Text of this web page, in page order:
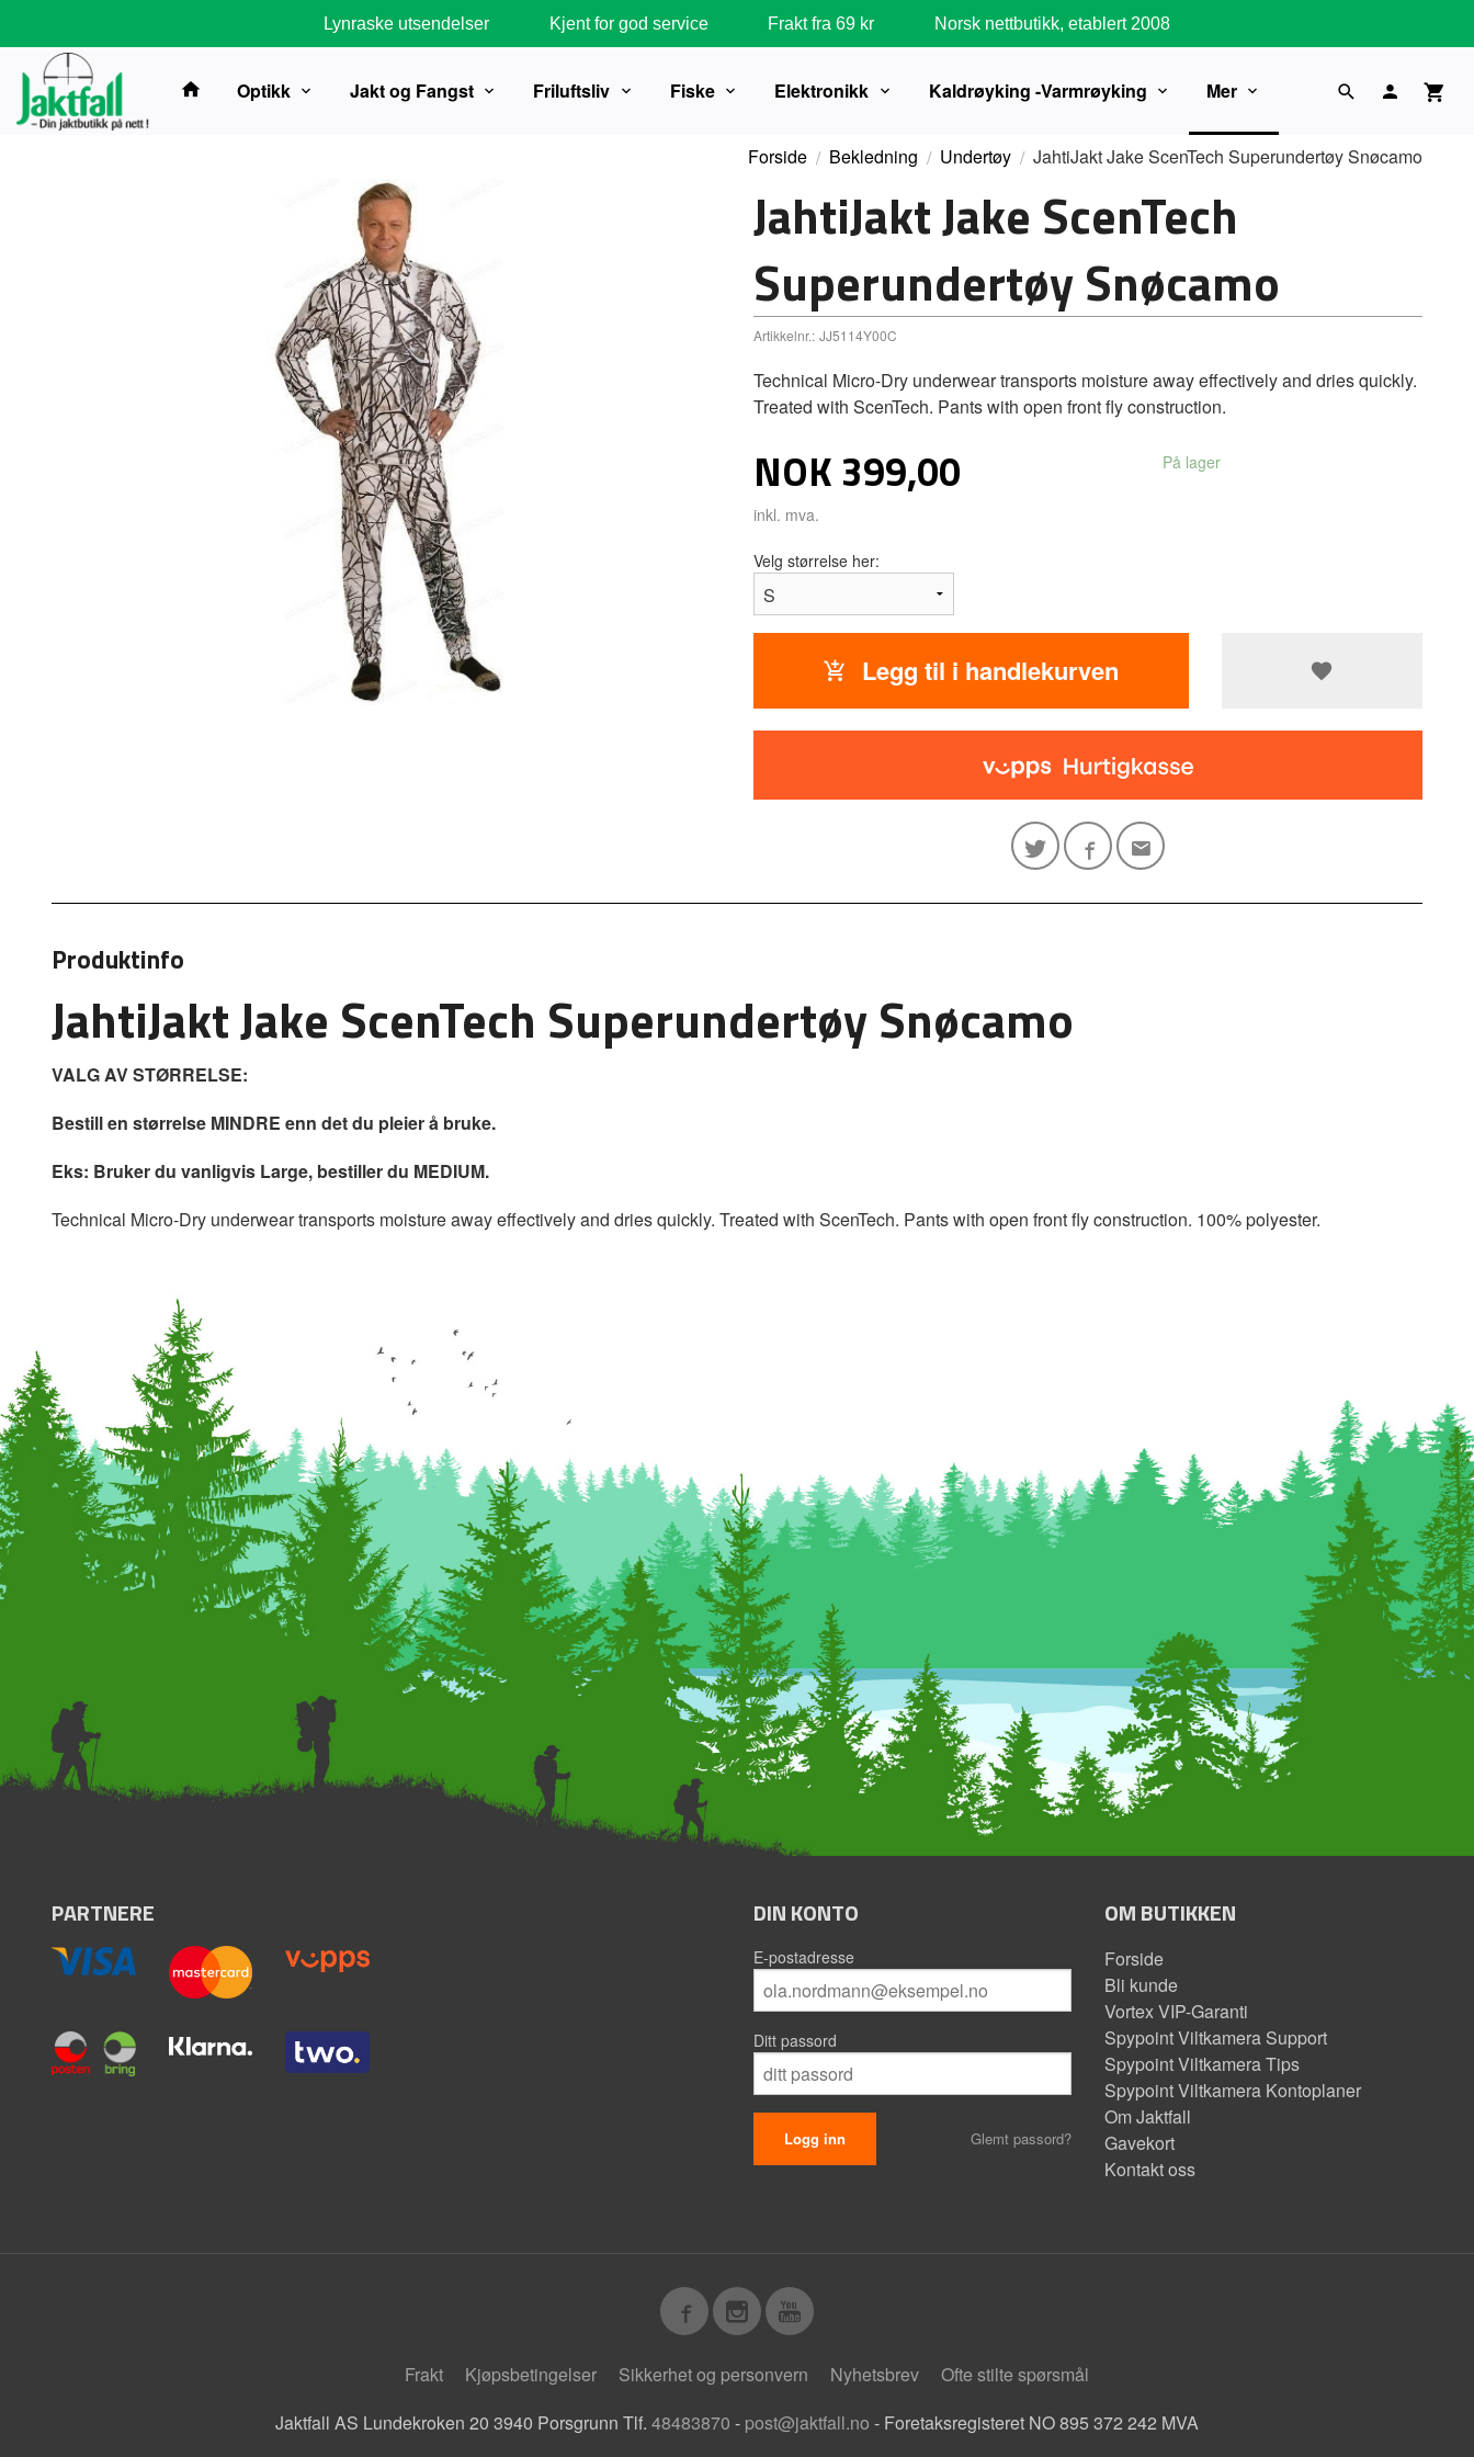
innholdet
Lynraske utsendelser Kjent for god service Frakt fra 69 kr Norsk nettbutikk, etablert 2008
Optikk Jakt og Fangst Friluftsliv Fiske Elektronikk Kaldrøyking -Varmrøyking Mer
Forside Bekledning Undertøy JahtiJakt Jake ScenTech Superundertøy Snøcamo
JahtiJakt Jake ScenTech
Superundertøy Snøcamo
Artikkelnr.: JJ5114Y00C
Technical Micro-Dry underwear transports moisture away effectively and dries quickly.
Treated with ScenTech. Pants with open front fly construction.
Pris
NOK 399,00
inkl. mva.
På lager
Velg størrelse her:
Legg til i handlekurven
Produktinfo
JahtiJakt Jake ScenTech Superundertøy Snøcamo
VALG AV STØRRELSE:
Bestill en størrelse MINDRE enn det du pleier å bruke.
Eks: Bruker du vanligvis Large, bestiller du MEDIUM.
Technical Micro-Dry underwear transports moisture away effectively and dries quickly. Treated with ScenTech. Pants with open front fly construction. 100% polyester.
PARTNERE DIN KONTO
E-postadresse
Ditt passord
Glemt passord?
OM BUTIKKEN
Forside
Bli kunde
Vortex VIP-Garanti
Spypoint Viltkamera Support
Spypoint Viltkamera Tips
Spypoint Viltkamera Kontoplaner
Om Jaktfall
Gavekort
Kontakt oss
Frakt Kjøpsbetingelser Sikkerhet og personvern Nyhetsbrev
Ofte stilte spørsmål
Jaktfall AS Lundekroken 20 3940 Porsgrunn Tlf. 48483870 - post@jaktfall.no - Foretaksregisteret NO 895 372 242 MVA